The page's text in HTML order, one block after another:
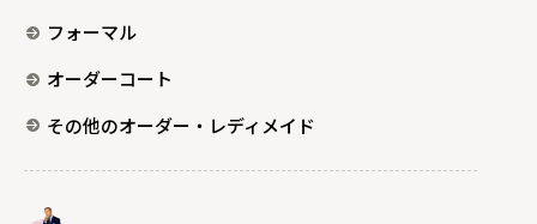
フォーマル
オーダーコート
その他のオーダー・レディメイド